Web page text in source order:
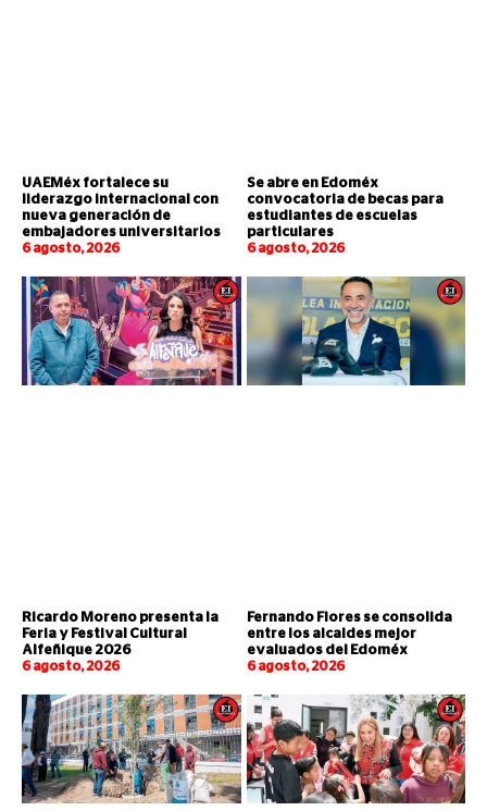
UAEMéx fortalece su
liderazgo internacional con
nueva generación de
embajadores universitarios
6 agosto, 2026
Se abre en Edoméx
convocatoria de becas para
estudiantes de escuelas
particulares
6 agosto, 2026
Ricardo Moreno presenta la
Feria y Festival Cultural
Alfeñique 2026
6 agosto, 2026
Fernando Flores se consolida
entre los alcaldes mejor
evaluados del Edoméx
6 agosto, 2026